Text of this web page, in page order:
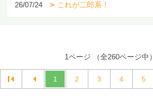
26/07/24 これが二郎系！
1ページ （全260ページ中）
1 2 3 4 5